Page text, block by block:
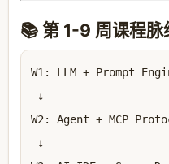
📚 第 1-9 周课程脉
W1: LLM + Prompt
↓
W2: Agent + MCP
↓